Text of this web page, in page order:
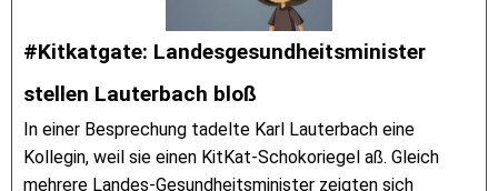
#Kitkatgate: Landesgesundheitsminister
stellen Lauterbach bloß
In einer Besprechung tadelte Karl Lauterbach eine
Kollegin, weil sie einen KitKat-Schokoriegel aß. Gleich
mehrere Landes-Gesundheitsminister zeigten sich